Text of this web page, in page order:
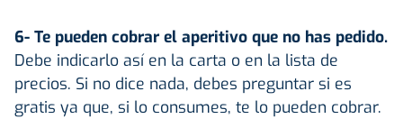
6- Te pueden cobrar el aperitivo que no has pedido.
Debe indicarlo así en la carta o en la lista de
precios. Si no dice nada, debes preguntar si es
gratis ya que, si lo consumes, te lo pueden cobrar.